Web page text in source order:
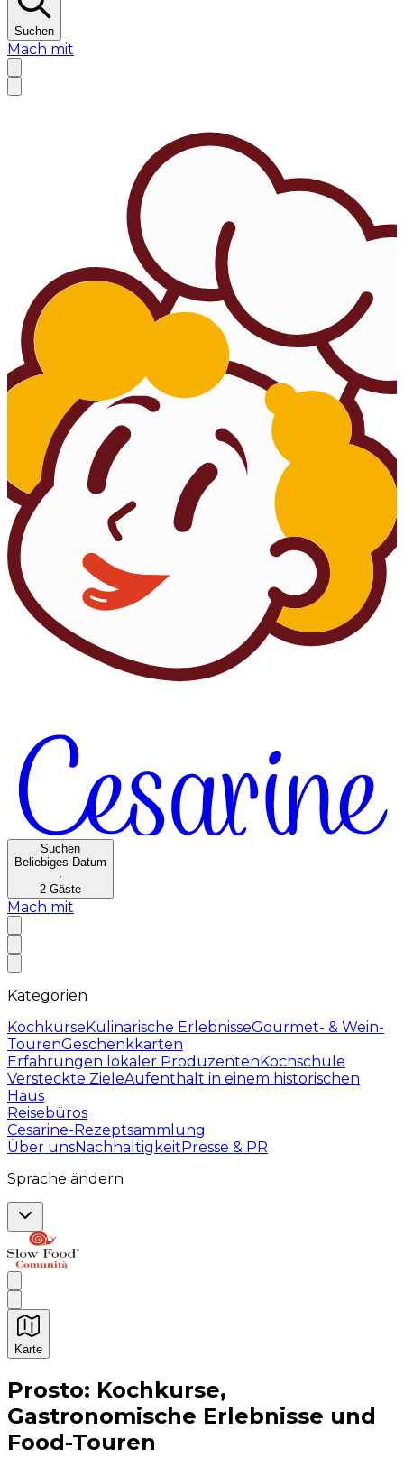
Suchen
Mach mit
Suchen
Beliebiges Datum
·
2 Gäste
Mach mit
Kategorien
KochkurseKulinarische ErlebnisseGourmet- & Wein-
TourenGeschenkkarten
Erfahrungen lokaler ProduzentenKochschule
Versteckte ZieleAufenthalt in einem historischen
Haus
Reisebüros
Cesarine-Rezeptsammlung
Über unsNachhaltigkeitPresse & PR
Sprache ändern
Karte
Unvergessliche kulinarische Erlebnisse:
Prosto: Kochkurse,
Gastronomische Erlebnisse und
Food-Touren